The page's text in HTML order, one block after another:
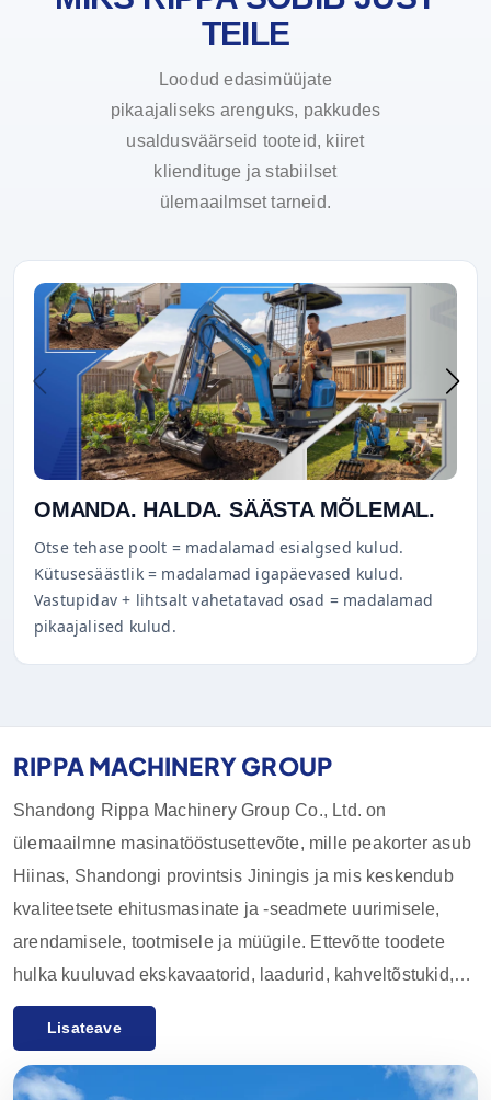
TEILE
Loodud edasimüüjate
pikaajaliseks arenguks, pakkudes
usaldusväärseid tooteid, kiiret
kliendituge ja stabiilset
ülemaailmset tarneid.
OMANDA. HALDA. SÄÄSTA MÕLEMAL.
Otse tehase poolt = madalamad esialgsed kulud.
Kütusesäästlik = madalamad igapäevased kulud.
Vastupidav + lihtsalt vahetatavad osad = madalamad
pikaajalised kulud.
RIPPA MACHINERY GROUP
Shandong Rippa Machinery Group Co., Ltd. on
ülemaailmne masinatööstusettevõte, mille peakorter asub
Hiinas, Shandongi provintsis Jiningis ja mis keskendub
kvaliteetsete ehitusmasinate ja -seadmete uurimisele,
arendamisele, tootmisele ja müügile. Ettevõtte toodete
hulka kuuluvad ekskavaatorid, laadurid, kahveltõstukid,
liuglaadurid ja nende lisaseadmed, mida kasutatakse
muudes tööstusharudes. Tänu uuenduslikule teadus- ja
Lisateave